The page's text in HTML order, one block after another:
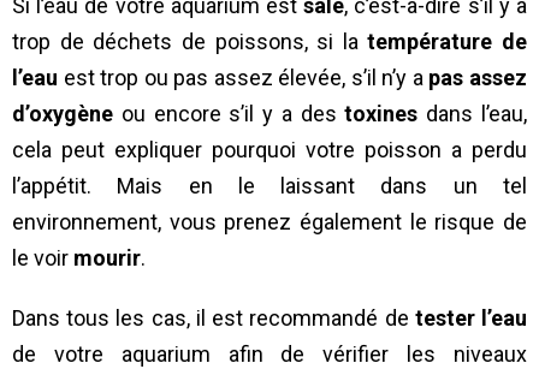
trop de déchets de poissons, si latempérature de
l’eau est trop ou pas assez élevée, s’il n’y a pas assez
d’oxygène ou encore s’il y a destoxines dans l’eau,
cela peut expliquer pourquoi votre poisson a perdu
l’appétit. Mais en le laissant dans un tel
environnement, vous prenez également le risque de
le voir mourir.
Dans tous les cas, il est recommandé de tester l’eau
de votre aquarium afin de vérifier les niveaux